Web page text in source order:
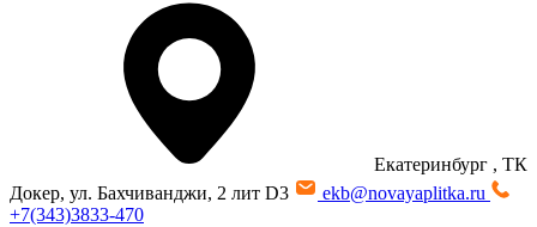
Екатеринбург , ТК
Докер, ул. Бахчиванджи, 2 лит D3
ekb@novayaplitka.ru
+7(343)3833-470